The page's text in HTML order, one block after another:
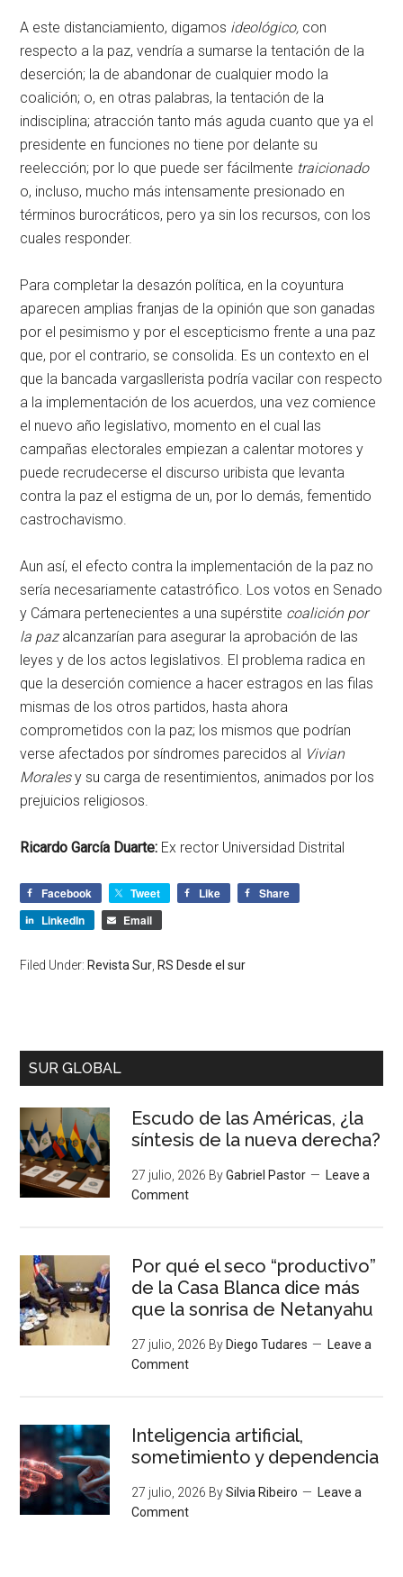
A este distanciamiento, digamos ideológico, con
respecto a la paz, vendría a sumarse la tentación de la
deserción; la de abandonar de cualquier modo la
coalición; o, en otras palabras, la tentación de la
indisciplina; atracción tanto más aguda cuanto que ya el
presidente en funciones no tiene por delante su
reelección; por lo que puede ser fácilmente traicionado
o, incluso, mucho más intensamente presionado en
términos burocráticos, pero ya sin los recursos, con los
cuales responder.
Para completar la desazón política, en la coyuntura
aparecen amplias franjas de la opinión que son ganadas
por el pesimismo y por el escepticismo frente a una paz
que, por el contrario, se consolida. Es un contexto en el
que la bancada vargasllerista podría vacilar con respecto
a la implementación de los acuerdos, una vez comience
el nuevo año legislativo, momento en el cual las
campañas electorales empiezan a calentar motores y
puede recrudecerse el discurso uribista que levanta
contra la paz el estigma de un, por lo demás, fementido
castrochavismo.
Aun así, el efecto contra la implementación de la paz no
sería necesariamente catastrófico. Los votos en Senado
y Cámara pertenecientes a una supérstite coalición por
la pazalcanzarían para asegurar la aprobación de las
leyes y de los actos legislativos. El problema radica en
que la deserción comience a hacer estragos en las filas
mismas de los otros partidos, hasta ahora
comprometidos con la paz; los mismos que podrían
verse afectados por síndromes parecidos al Vivian
Moralesy su carga de resentimientos, animados por los
prejuicios religiosos.
Ricardo García Duarte: Ex rector Universidad Distrital
Facebook Tweet Like
Share
LinkedIn
Email
Filed Under: Revista Sur RS Desde el sur
SUR GLOBAL
Escudo de las Américas, ¿la
síntesis de la nueva derecha?
27 julio, 2026 ByGabriel Pastor
Leave a
Comment
Por qué el seco “productivo”
de la Casa Blanca dice más
que la sonrisa de Netanyahu
27 julio, 2026 By Diego Tudares
Leave a
Comment
Inteligencia artificial,
sometimiento y dependencia
27 julio, 2026 BySilvia Ribeiro
Leave a
Comment